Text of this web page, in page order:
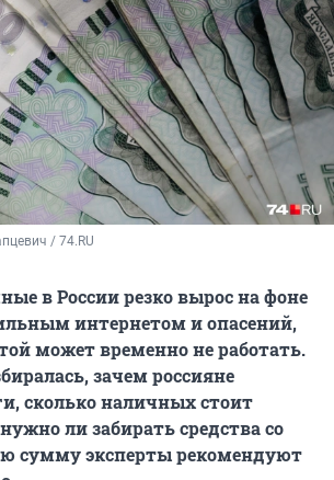
/ 74.RU
в России резко вырос на фоне
интернетом и опасений,
может временно не работать.
зачем россияне
сколько наличных стоит
ли забирать средства со
сумму эксперты рекомендуют